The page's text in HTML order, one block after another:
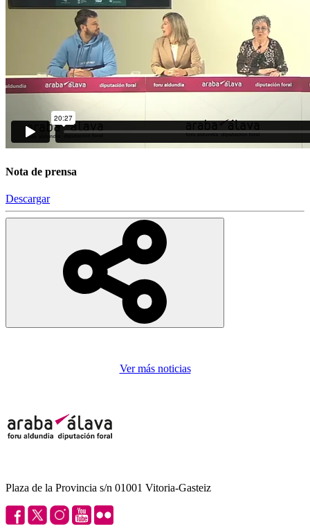
Nota de prensa
Descargar
Ver más noticias
Plaza de la Provincia s/n 01001 Vitoria-Gasteiz